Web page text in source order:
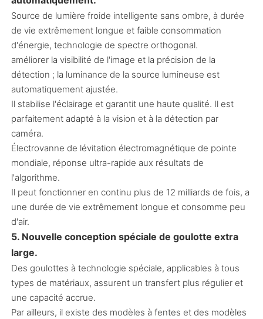
Source de lumière froide intelligente sans ombre, à durée
de vie extrêmement longue et faible consommation
d'énergie, technologie de spectre orthogonal.
améliorer la visibilité de l'image et la précision de la
détection ; la luminance de la source lumineuse est
automatiquement ajustée.
Il stabilise l'éclairage et garantit une haute qualité. Il est
parfaitement adapté à la vision et à la détection par
caméra.
Électrovanne de lévitation électromagnétique de pointe
mondiale, réponse ultra-rapide aux résultats de
l'algorithme.
Il peut fonctionner en continu plus de 12 milliards de fois, a
une durée de vie extrêmement longue et consomme peu
d'air.
5. Nouvelle conception spéciale de goulotte extra
large.
Des goulottes à technologie spéciale, applicables à tous
types de matériaux, assurent un transfert plus régulier et
une capacité accrue.
Par ailleurs, il existe des modèles à fentes et des modèles